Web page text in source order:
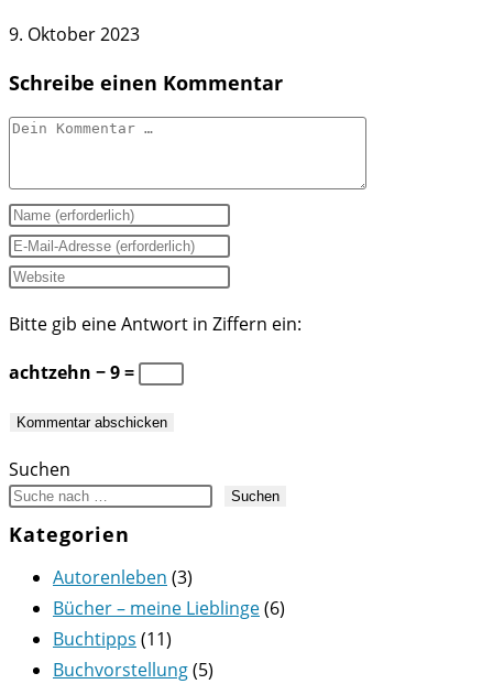
9. Oktober 2023
Schreibe einen Kommentar
Kommentar
Gib
deinen
Namen
Benutzernamen
zum
ein
Gib
deine
Mail-
Adresse
Kommentieren
ein
Gib
Website-
URL
(optional)
Bitte gib eine Antwort in Ziffern ein:
achtzehn − 9 =
Suchen
Suchen
Kategorien
Autorenleben (3)
Bücher – meine Lieblinge(6)
Buchtipps (11)
Buchvorstellung(5)